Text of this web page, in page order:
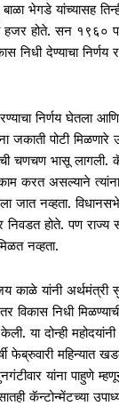
भेगडे यांच्यासह
हजर होते. सन १९६०
निधी देण्याचा
निर्णय घेतला
जकाती पोटी
चणचण भासू लागली.
करत असल्याने
जात नव्हता.
होते. पण राज्य
नव्हता.
काळे यांनी अर्थमंत्री
विकास निधी
या दोन्ही महोदयांनी
फेब्रुवारी महिन्यात
यांना पाहुणे
कॅन्टोन्मेंटच्या